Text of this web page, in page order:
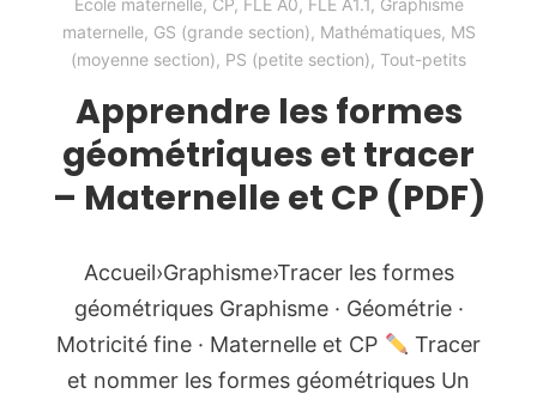
École maternelle, CP, FLE A0, FLE A1.1, Graphisme
maternelle, GS (grande section), Mathématiques, MS
(moyenne section), PS (petite section), Tout-petits
Apprendre les formes
géométriques et tracer
– Maternelle et CP (PDF)
Accueil›Graphisme›Tracer les formes
géométriques Graphisme · Géométrie ·
Motricité fine · Maternelle et CP
Tracer
et nommer les formes géométriques Un